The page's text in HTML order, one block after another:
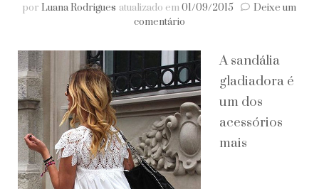
por Luana Rodrigues atualizado em01/09/2015
Deixe um
comentário
usar
sandália
gladiadora
A sandália
gladiadora é
um dos
acessórios
mais